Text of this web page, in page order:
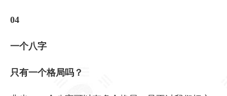
04
一个八字
只有一个格局吗？